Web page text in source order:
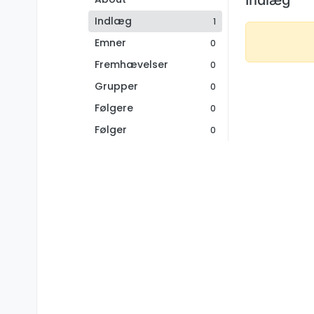
Indlæg
1
Emner 0
Fremhævelser 0
Grupper 0
Følgere 0
Følger 0